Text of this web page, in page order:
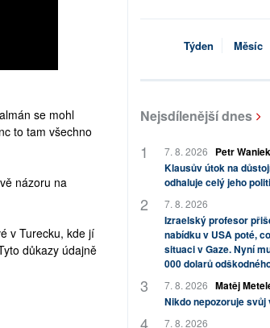
se mohl
to tam všechno
názoru na
v Turecku, kde jí
důkazy údajně
Týden Měsíc
Nejsdílenější dnes
7. 8. 2026
Petr
Klausův útok na
odhaluje celý jeho
7. 8. 2026
Izraelský profesor
nabídku v USA poté,
situaci v Gaze. Nyní
000 dolarů
7. 8. 2026 Matěj
Nikdo nepozoruje
7. 8. 2026